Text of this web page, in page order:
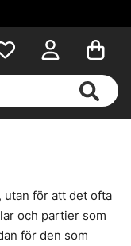
utan för att det ofta
och partier som
för den som